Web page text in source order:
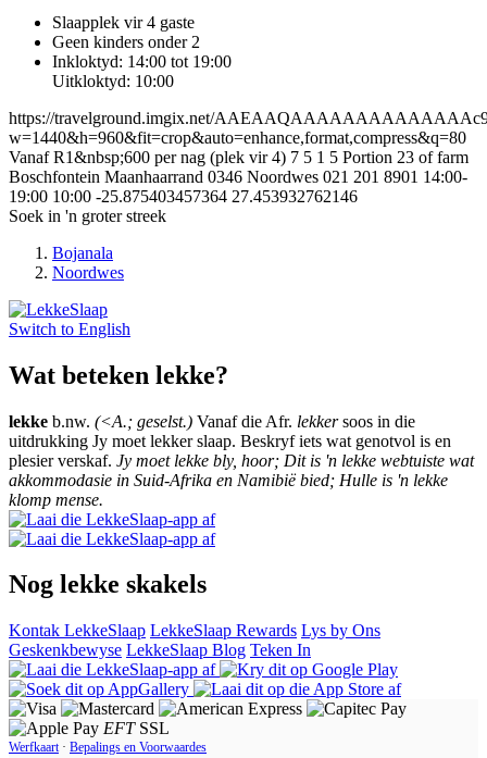
Slaapplek vir 4 gaste
Geen kinders onder 2
Inkloktyd: 14:00 tot 19:00
Uitkloktyd: 10:00
https://travelground.imgix.net/
w=1440&h=960&fit=crop&auto=enhance,format,compress&q=80
Vanaf R1&nbsp;600 per nag (plek vir 4) 7 5 1 5 Portion 23 of farm
Boschfontein Maanhaarrand 0346 Noordwes 021 201 8901 14:00-
19:00 10:00 -25.875403457364 27.453932762146
Soek in 'n groter streek
Bojanala
Noordwes
Switch to English
Wat beteken lekke?
lekke b.nw. (<A.; geselst.) Vanaf die Afr. lekkersoos in die
uitdrukking Jy moet lekker slaap. Beskryf iets wat genotvol is en
plesier verskaf. Jy moet lekke bly, hoor; Dit is 'n lekke webtuiste wat
akkommodasie in Suid-Afrika en Namibië bied; Hulle is 'n lekke
klomp mense.
Nog lekke skakels
Kontak LekkeSlaap LekkeSlaap Rewards Lys by Ons
Geskenkbewyse LekkeSlaap Blog Teken In
EFT SSL
Werfkaart · Bepalings en Voorwaardes